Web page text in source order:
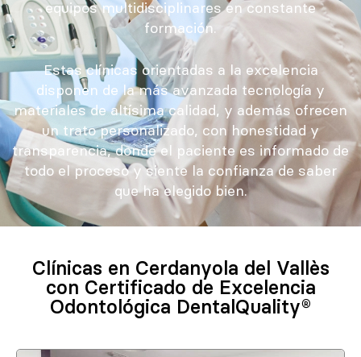
equipos multidisciplinares en constante
formación.
Estas clínicas orientadas a la excelencia
disponen de la más avanzada tecnología y
materiales de altísima calidad, y además ofrecen
un trato personalizado, con honestidad y
transparencia, donde el paciente es informado de
todo el proceso y siente la confianza de saber
que ha elegido bien.
Clínicas en Cerdanyola del Vallès
con Certificado de Excelencia
Odontológica DentalQuality®